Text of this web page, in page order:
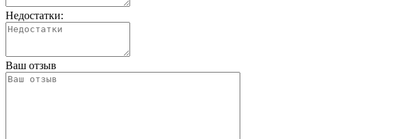
Недостатки:
Ваш отзыв